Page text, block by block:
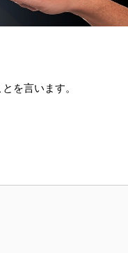
を言います。